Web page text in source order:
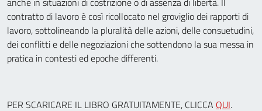
contratto di lavoro è così ricollocato nel groviglio dei rapporti di
lavoro, sottolineando la pluralità delle azioni, delle consuetudini,
dei conflitti e delle negoziazioni che sottendono la sua messa in
pratica in contesti ed epoche differenti.
PER SCARICARE IL LIBRO GRATUITAMENTE, CLICCA QUI.